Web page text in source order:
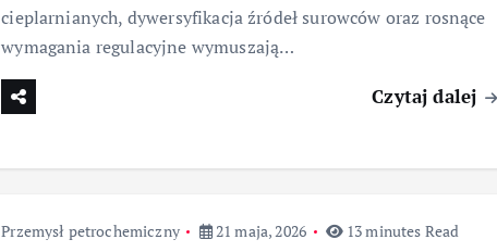
cieplarnianych, dywersyfikacja źródeł surowców oraz rosnące
wymagania regulacyjne wymuszają…
Czytaj dalej
Przemysł petrochemiczny 21 maja, 2026 13 minutes Read